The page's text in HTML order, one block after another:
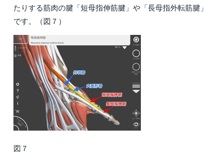
たりする筋肉の腱「短母指伸筋腱」や「長母指外転筋腱」
です。（図７）
図７